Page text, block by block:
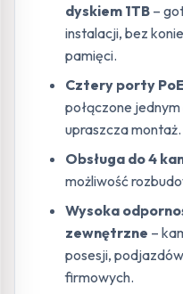
dyskiem 1TB –
instalacji, bez
pamięci.
Cztery porty PoE
połączone
upraszcza montaż.
Obsługa do 4
możliwość
Wysoka
zewnętrzne –
posesji,
firmowych.